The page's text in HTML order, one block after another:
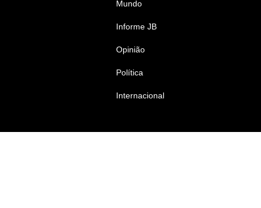
Mundo
Informe JB
Opinião
Política
Internacional